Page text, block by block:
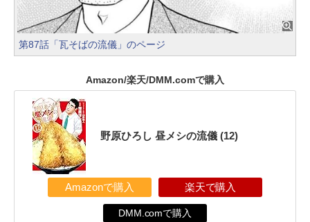
第87話「瓦そばの流儀」のページ
Amazon/楽天/DMM.comで購入
野原ひろし 昼メシの流儀 (12)
Amazonで購入 楽天で購入
DMM.comで購入